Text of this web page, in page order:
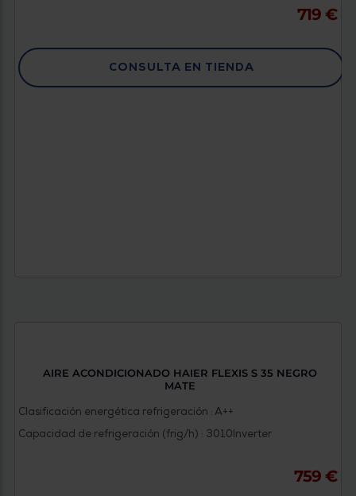
719 €
CONSULTA EN TIENDA
AIRE ACONDICIONADO HAIER FLEXIS S 35 NEGRO
MATE
Clasificación energética refrigeración : A++
Capacidad de refrigeración (frig/h) : 3010 Inverter
759 €